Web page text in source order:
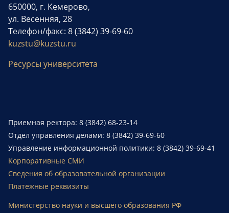
650000, г. Кемерово,
ул. Весенняя, 28
Телефон/факс: 8 (3842) 39-69-60
kuzstu@kuzstu.ru
Ресурсы университета
Приемная ректора: 8 (3842) 68-23-14
Отдел управления делами: 8 (3842) 39-69-60
Управление информационной политики: 8 (3842) 39-69-41
Корпоративные СМИ
Сведения об образовательной организации
Платежные реквизиты
Министерство науки и высшего образования РФ